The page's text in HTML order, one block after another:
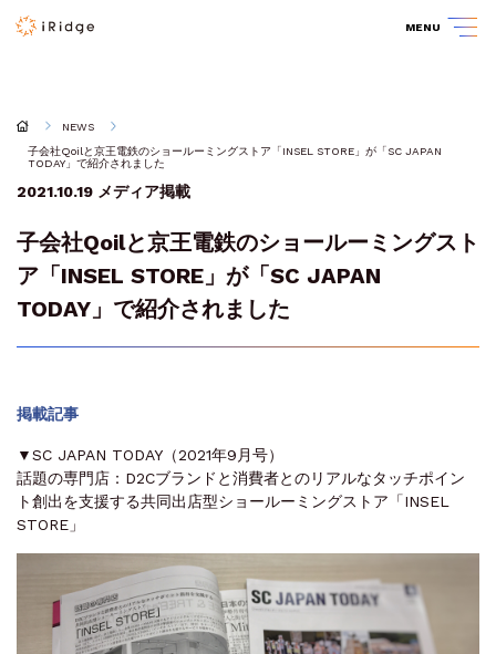
MENU
NEWS
子会社Qoilと京王電鉄のショールーミングストア「INSEL STORE」が「SC JAPAN
TODAY」で紹介されました
2021.10.19 メディア掲載
子会社Qoilと京王電鉄のショールーミングスト
ア「INSEL STORE」が「SC JAPAN
TODAY」で紹介されました
掲載記事
▼SC JAPAN TODAY（2021年9月号）
話題の専門店：D2Cブランドと消費者とのリアルなタッチポイン
ト創出を支援する共同出店型ショールーミングストア「INSEL
STORE」